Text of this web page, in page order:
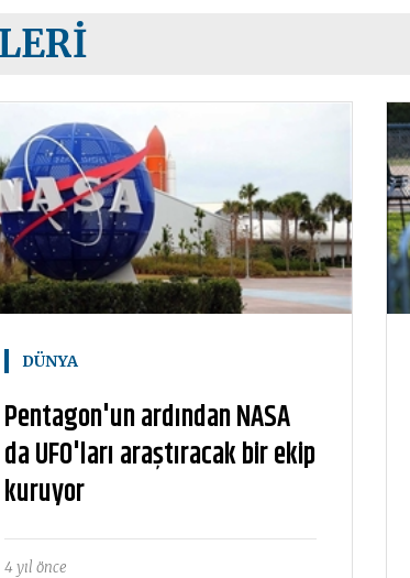
DÜNYA
Pentagon'un ardından NASA
da UFO'ları araştıracak bir ekip
kuruyor
4 yıl önce